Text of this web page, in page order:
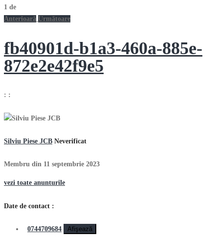
1 de
Anterioară Următoare
fb40901d-b1a3-460a-885e-
872e2e42f9e5
: :
Silviu Piese JCB Neverificat
Membru din 11 septembrie 2023
vezi toate anunturile
Date de contact :
0744709684
Afişează